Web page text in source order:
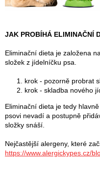
JAK PROBÍHÁ ELIMINAČNÍ
Eliminační dieta je založena
složek z jídelníčku psa.
krok - pozorně probrat
krok - skladba nového
Eliminační dieta je tedy
psovi nevadí a postupně
složky snáší.
Nejčastější alergeny, které
https://www.alergickypes.cz/